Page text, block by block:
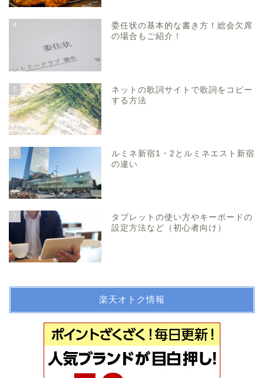
4
委任状の基本的な書き方！総会欠席
の場合もご紹介！
5
ネットの歌詞サイトで歌詞をコピー
する方法
6
ルミネ新宿1・2とルミネエスト新宿
の違い
7
タブレットの使い方やキーボードの
設定方法など（初心者向け）
楽天オトク情報